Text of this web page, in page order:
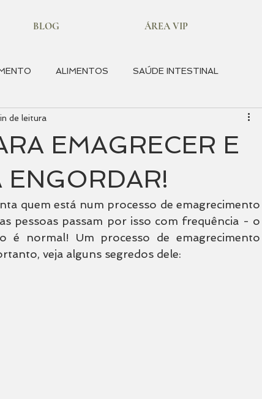
BLOG ÁREA VIP
ALIMENTOS SAÚDE INTESTINAL
FEMININA
EMAGRECER E
de leitura
quem está num processo de emagrecimento
pessoas passam por isso com frequência - o
normal! Um processo de emagrecimento
veja alguns segredos dele: